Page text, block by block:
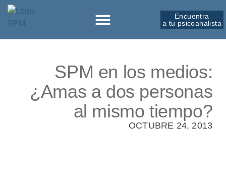
Encuentra
a tu psicoanalista
SPM en los medios:
¿Amas a dos personas
al mismo tiempo?
OCTUBRE 24, 2013